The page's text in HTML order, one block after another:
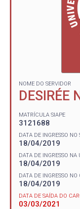
NOME DO SERVIDOR
DESIRÉE
MATRÍCULA SIAPE
3121688
DATA DE INGRESSO NO
18/04/2019
DATA DE INGRESSO NA
18/04/2019
DATA DE INGRESSO NO
18/04/2019
DATA DE SAÍDA DO
03/03/2021